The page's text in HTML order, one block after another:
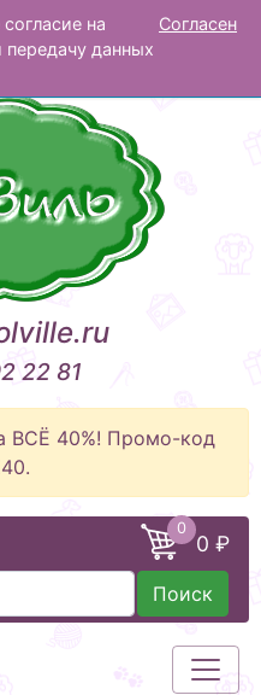
на
передачу данных
Согласен
22 81
ВСЁ 40%! Промо-код
0
0 ₽
Поиск